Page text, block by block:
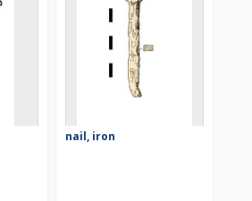
nail, iron